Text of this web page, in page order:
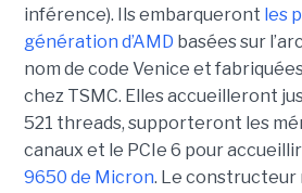
inférence). Ils embarqueront les
génération d’AMD basées sur
nom de code Venice et
chez TSMC. Elles accueilleront
521 threads, supporteront les
canaux et le PCIe 6 pour accueillir
9650 de Micron. Le constructeur